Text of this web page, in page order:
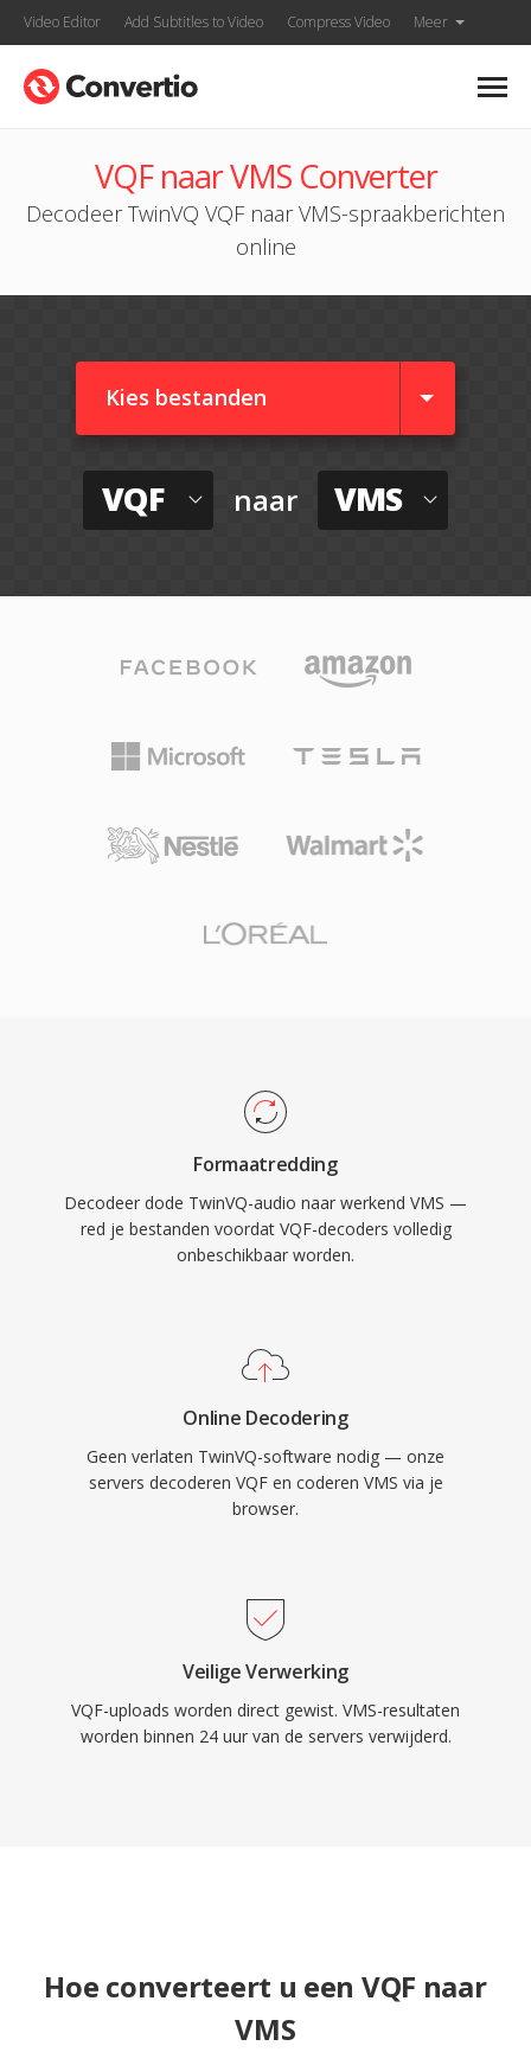
Video Editor Add Subtitles to Video Compress Video Meer
VQF naar VMS Converter
Decodeer TwinVQ VQF naar VMS-spraakberichten
online
Kies bestanden
VQF naar VMS
Formaatredding
Decodeer dode TwinVQ-audio naar werkend VMS —
red je bestanden voordat VQF-decoders volledig
onbeschikbaar worden.
Online Decodering
Geen verlaten TwinVQ-software nodig — onze
servers decoderen VQF en coderen VMS via je
browser.
Veilige Verwerking
VQF-uploads worden direct gewist. VMS-resultaten
worden binnen 24 uur van de servers verwijderd.
Hoe converteert u een VQF naar
VMS